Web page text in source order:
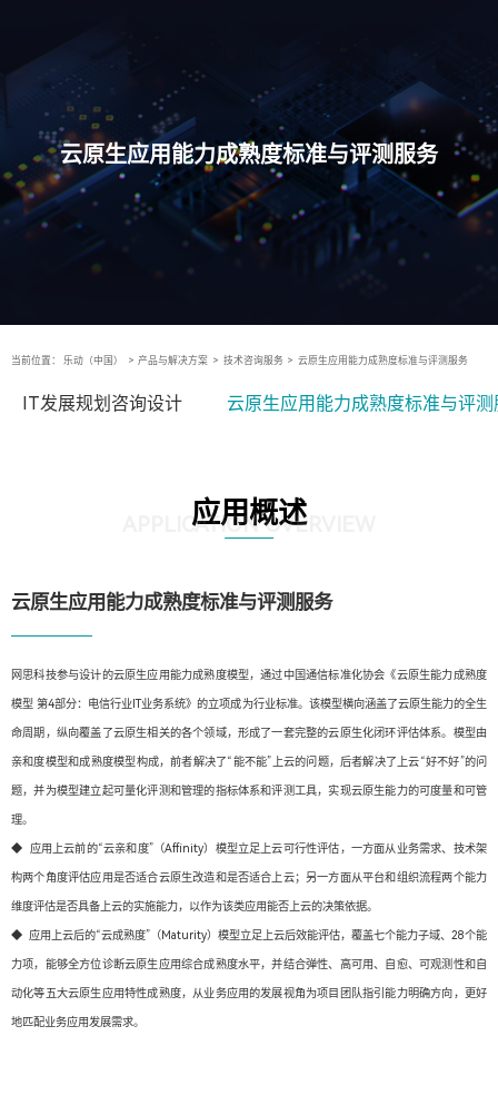
云原生应用能力成熟度标准与评测服务
当前位置： 乐动（中国） > 产品与解决方案 > 技术咨询服务 > 云原生应用能力成熟度标准与评测服务
IT发展规划咨询设计 云原生应用能力成熟度标准与评测
应用概述
APPLICATION OVERVIEW
云原生应用能力成熟度标准与评测服务
网思科技参与设计的云原生应用能力成熟度模型，通过中国通信标准化协会《云原生能力成熟度
模型 第4部分：电信行业IT业务系统》的立项成为行业标准。该模型横向涵盖了云原生能力的全生
命周期，纵向覆盖了云原生相关的各个领域，形成了一套完整的云原生化闭环评估体系。模型由
亲和度模型和成熟度模型构成，前者解决了“能不能”上云的问题，后者解决了上云“好不好”的问
题，并为模型建立起可量化评测和管理的指标体系和评测工具，实现云原生能力的可度量和可管
理。
◆ 应用上云前的“云亲和度”（Affinity）模型立足上云可行性评估，一方面从业务需求、技术架
构两个角度评估应用是否适合云原生改造和是否适合上云；另一方面从平台和组织流程两个能力
维度评估是否具备上云的实施能力，以作为该类应用能否上云的决策依据。
◆ 应用上云后的“云成熟度”（Maturity）模型立足上云后效能评估，覆盖七个能力子域、28个能
力项，能够全方位诊断云原生应用综合成熟度水平，并结合弹性、高可用、自愈、可观测性和自
动化等五大云原生应用特性成熟度，从业务应用的发展视角为项目团队指引能力明确方向，更好
地匹配业务应用发展需求。